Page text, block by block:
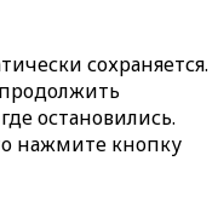
сохраняется.
остановились.
нажмите кнопку